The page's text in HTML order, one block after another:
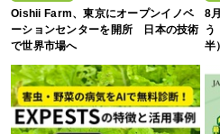
Oishii Farm、東京にオープンイノベ
ーションセンターを開所 日本の技術
で世界市場へ
8
う
半